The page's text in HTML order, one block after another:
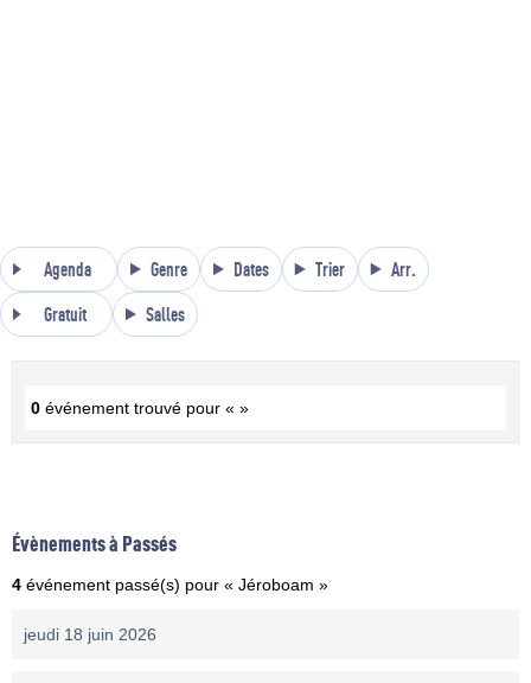
Agenda Genre Dates Trier Arr.
Gratuit Salles
0 événement trouvé pour « »
Évènements à Passés
4 événement passé(s) pour « Jéroboam »
jeudi 18 juin 2026